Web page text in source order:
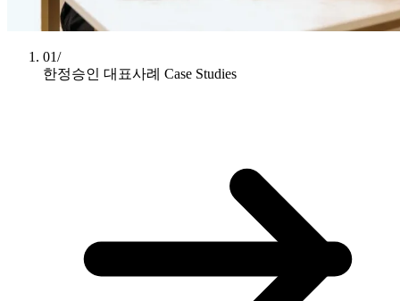
01/
한정승인 대표사례 Case Studies